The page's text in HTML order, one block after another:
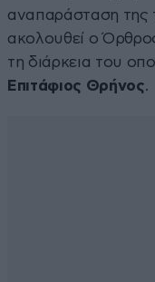
αναπαράσταση της
ακολουθεί ο
τη διάρκεια του
Επιτάφιος Θρήνος.